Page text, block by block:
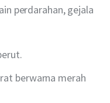
perdarahan, gejala
berwarna merah